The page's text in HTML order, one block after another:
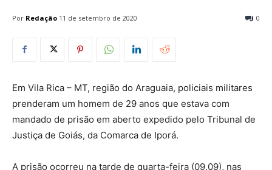
Por Redação 0
11 de setembro de 2020
Em Vila Rica – MT, região do Araguaia, policiais militares
prenderam um homem de 29 anos que estava com
mandado de prisão em aberto expedido pelo Tribunal de
Justiça de Goiás, da Comarca de Iporá.
A prisão ocorreu na tarde de quarta-feira (09.09), nas